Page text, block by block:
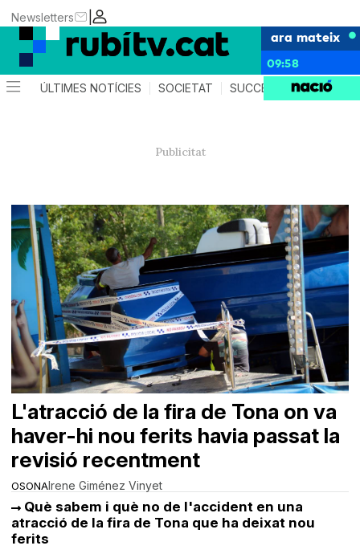
|
Newsletters
ara mateix
09:58
ÚLTIMES NOTÍCIES SOCIETAT SUCCESSOS
OSONA
L'atracció de la fira de Tona on va
haver-hi nou ferits havia passat la
revisió recentment
Irene Giménez Vinyet
Què sabem i què no de l'accident en una
atracció de la fira de Tona que ha deixat nou
ferits